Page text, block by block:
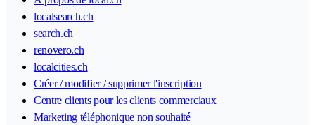
localsearch.ch
search.ch
renovero.ch
localcities.ch
Créer / modifier / supprimer l'inscription
Centre clients pour les clients commerciaux
Marketing téléphonique non souhaité